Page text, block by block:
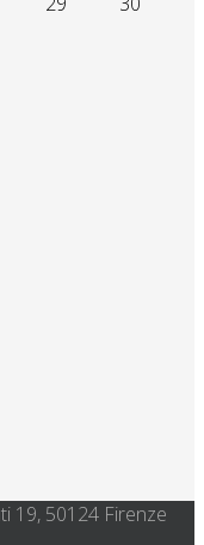
19, 50124 Firenze